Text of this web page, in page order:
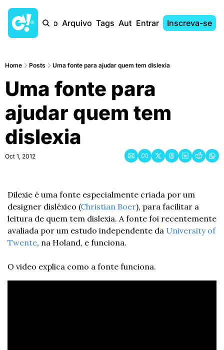
Início Arquivo Tags AutoresEntrar Inscreva-se
Home Posts Uma fonte para ajudar quem tem dislexia
Uma fonte para
ajudar quem tem
dislexia
Oct 1, 2012
Dilexie é uma fonte especialmente criada por um
designer disléxico (Christian Boer), para facilitar a
leitura de quem tem dislexia. A fonte foi recentemente
avaliada por um estudo independente da University of
Twente, na Holand, e funciona.
O video explica como a fonte funciona.